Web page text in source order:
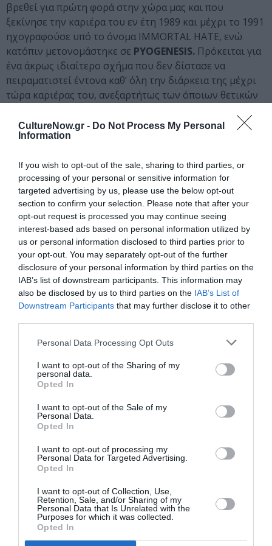
CultureNow.gr - Do Not Process My Personal
Information
If you wish to opt-out of the sale, sharing to third parties, or
processing of your personal or sensitive information for
targeted advertising by us, please use the below opt-out
section to confirm your selection. Please note that after your
opt-out request is processed you may continue seeing
interest-based ads based on personal information utilized by
us or personal information disclosed to third parties prior to
your opt-out. You may separately opt-out of the further
disclosure of your personal information by third parties on the
IAB’s list of downstream participants. This information may
also be disclosed by us to third parties on the IAB’s List of
Downstream Participants that may further disclose it to other
Personal Data Processing Opt Outs
I want to opt-out of the Sharing of my
personal data.
Opted In
I want to opt-out of the Sale of my
Personal Data.
Opted In
I want to opt-out of processing my
Personal Data for Targeted Advertising.
Opted In
I want to opt-out of Collection, Use,
Retention, Sale, and/or Sharing of my
Personal Data that Is Unrelated with the
Purposes for which it was collected.
Opted In
βρεθεί για πρώτη φορά στην χώρα μας και που
ξεκίνησε την καριέρα του εν έτη 1989 και μέχρι το 1991
ηχογραφούσε υπό το όνομα IMMORTAL HATE, ενώ
κατόπιν μετονομάστηκε σε PYOGENESIS. Πρόκειται για
ένα άκρως ιδιαίτερο σχήμα που δεν δίστασε να
πειραματιστεί έντονα καθ’ όλη την διάρκεια της μέχρι
τώρα καριέρας του, ανεξαρτήτως των όποιων θετικών
πειραματισμό, δίχως όρια, αφού ξεκίνησαν παίζοντας
death – doom metal, στην συνέχεια πέρασαν στο gothic
του ιδιώματος), από εκεί στο alternative rock – metal,
ενώ δεν δίστασαν να παίξουν ακόμα και punk rock!!! Και
ενώ όλες αυτές οι αλλαγές και μόνο στο άκουσμα τους,
θα τρόμαζαν τα περισσότερα συγκροτήματα καθώς θα
μπορούσαν να τα οδηγήσουν ακόμα και στην διάλυση,
εν τούτοις στην μη συνηθισμένη περίπτωση των
PYOGENESIS, φαινόταν να ήταν ο αυτοσκοπός τους.
Μέχρι στιγμής έχουν καταφέρει να κυκλοφορήσουν
οκτώ ποικιλόμορφα στούντιο άλμπουμ, με το “A Silent
Soul Screams Loud” του 2020 (στο κομμάτι “Modern
Prometheus” συμμετέχει ο Chris Harms, τραγουδιστής
αρκετά EP’s και Singles, πολυάριθμα video clips που
(MTV, Viva TV, κ.λ.π.), ενώ έχουν γνωρίσει και αρκετή
επιτυχία στην χώρα τους και όχι μόνο. Δύο πρώην
μέλη τους, οι
Tim Eiermann(επίσης πρώην
AGORAPHOBIA) και
Wolfgang Maier
συμμετείχαν
στους LIQUIDO (1996 – 2009) ένα τετραμελές Γερμανικό
rock συγκρότημα που γνώρισε μεγάλη επιτυχία σε όλον
τον κόσμο, ενώ σχετικά πρόσφατα αποτέλεσε μέλος
των PYOGENESIS, ο Αγγλικής καταγωγής κιθαρίστας
Graham Anthony Butt(γνωστός ως Gizz Butt) πρώην
THE PRODIGY (Live), ENGLISH DOGS, SABBAT (Live),
FIELDS OF THE NEPHILIM (Live), WAR DANCE, κ.λ.π. και
νυν THE MORE I SEE, THE SCINTILLA PROJECT